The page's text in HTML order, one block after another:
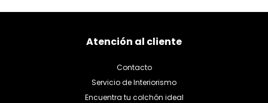
Atención al cliente
Contacto
Servicio de Interiorismo
Encuentra tu colchón ideal